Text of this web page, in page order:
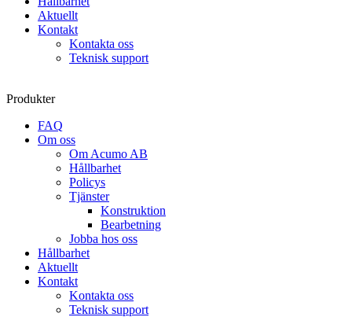
Aktuellt
Kontakt
Kontakta oss
Teknisk support
Produkter
FAQ
Om oss
Om Acumo AB
Hållbarhet
Policys
Tjänster
Konstruktion
Bearbetning
Jobba hos oss
Hållbarhet
Aktuellt
Kontakt
Kontakta oss
Teknisk support